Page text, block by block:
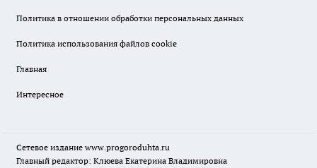
Политика в отношении обработки персональных данных
Политика использования файлов cookie
Главная
Интересное
Сетевое издание www.progoroduhta.ru
Главный редактор: Клюева Екатерина Владимировна